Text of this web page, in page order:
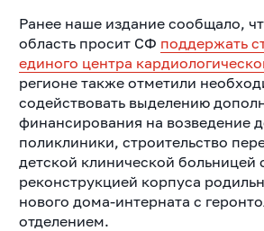
Ранее наше издание сообщало,
область просит СФ поддержать
единого центра
регионе также отметили
содействовать выделению
финансирования на возведение
поликлиники, строительство
детской клинической больницей
реконструкцией корпуса
нового дома-интерната с
отделением.